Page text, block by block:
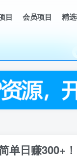
目 会员项目 精
单日赚300+！